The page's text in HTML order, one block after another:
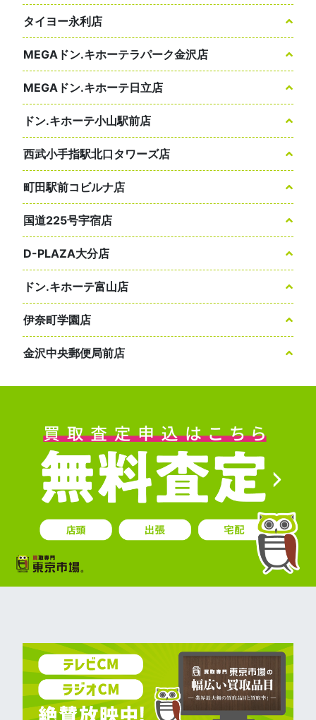
タイヨー永利店
MEGAドン.キホーテラパーク金沢店
MEGAドン.キホーテ日立店
ドン.キホーテ小山駅前店
西武小手指駅北口タワーズ店
町田駅前コビルナ店
国道225号宇宿店
D-PLAZA大分店
ドン.キホーテ富山店
伊奈町学園店
金沢中央郵便局前店